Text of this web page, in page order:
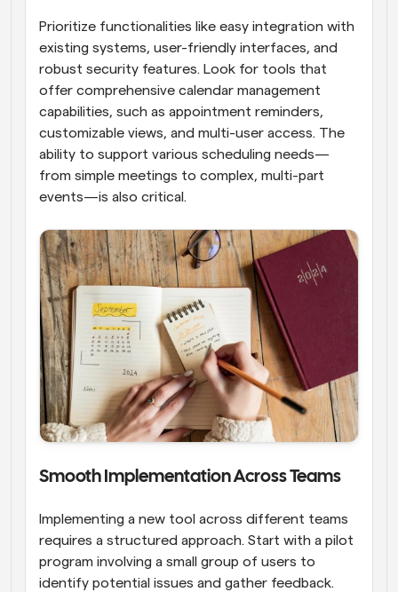
Prioritize functionalities like easy integration with
existing systems, user-friendly interfaces, and
robust security features. Look for tools that
offer comprehensive calendar management
capabilities, such as appointment reminders,
customizable views, and multi-user access. The
ability to support various scheduling needs—
from simple meetings to complex, multi-part
events—is also critical.
Smooth Implementation Across Teams
Implementing a new tool across different teams
requires a structured approach. Start with a pilot
program involving a small group of users to
identify potential issues and gather feedback.